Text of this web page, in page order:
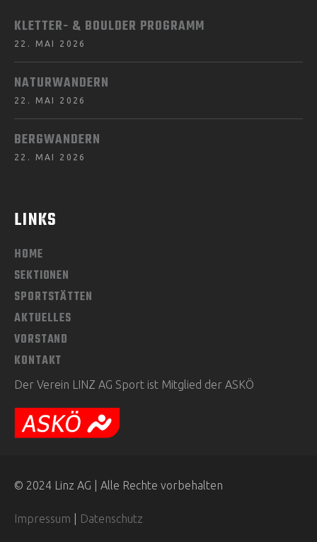
KLETTER- & BOULDER PROGRAMM
22. MAI 2026
NATURWANDERN
22. MAI 2026
BERGWANDERN
22. MAI 2026
LINKS
HOME
SEKTIONEN
SPORTSTÄTTEN
AKTUELLES
VORSTAND
KONTAKT
Der Verein LINZ AG Sport ist Mitglied der ASKÖ
© 2024 Linz AG | Alle Rechte vorbehalten
Impressum Datenschutz